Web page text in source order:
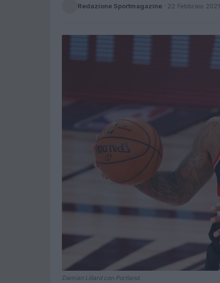
Redazione Sportmagazine · 22 Febbraio 2021
Damian Lillard con Portland.